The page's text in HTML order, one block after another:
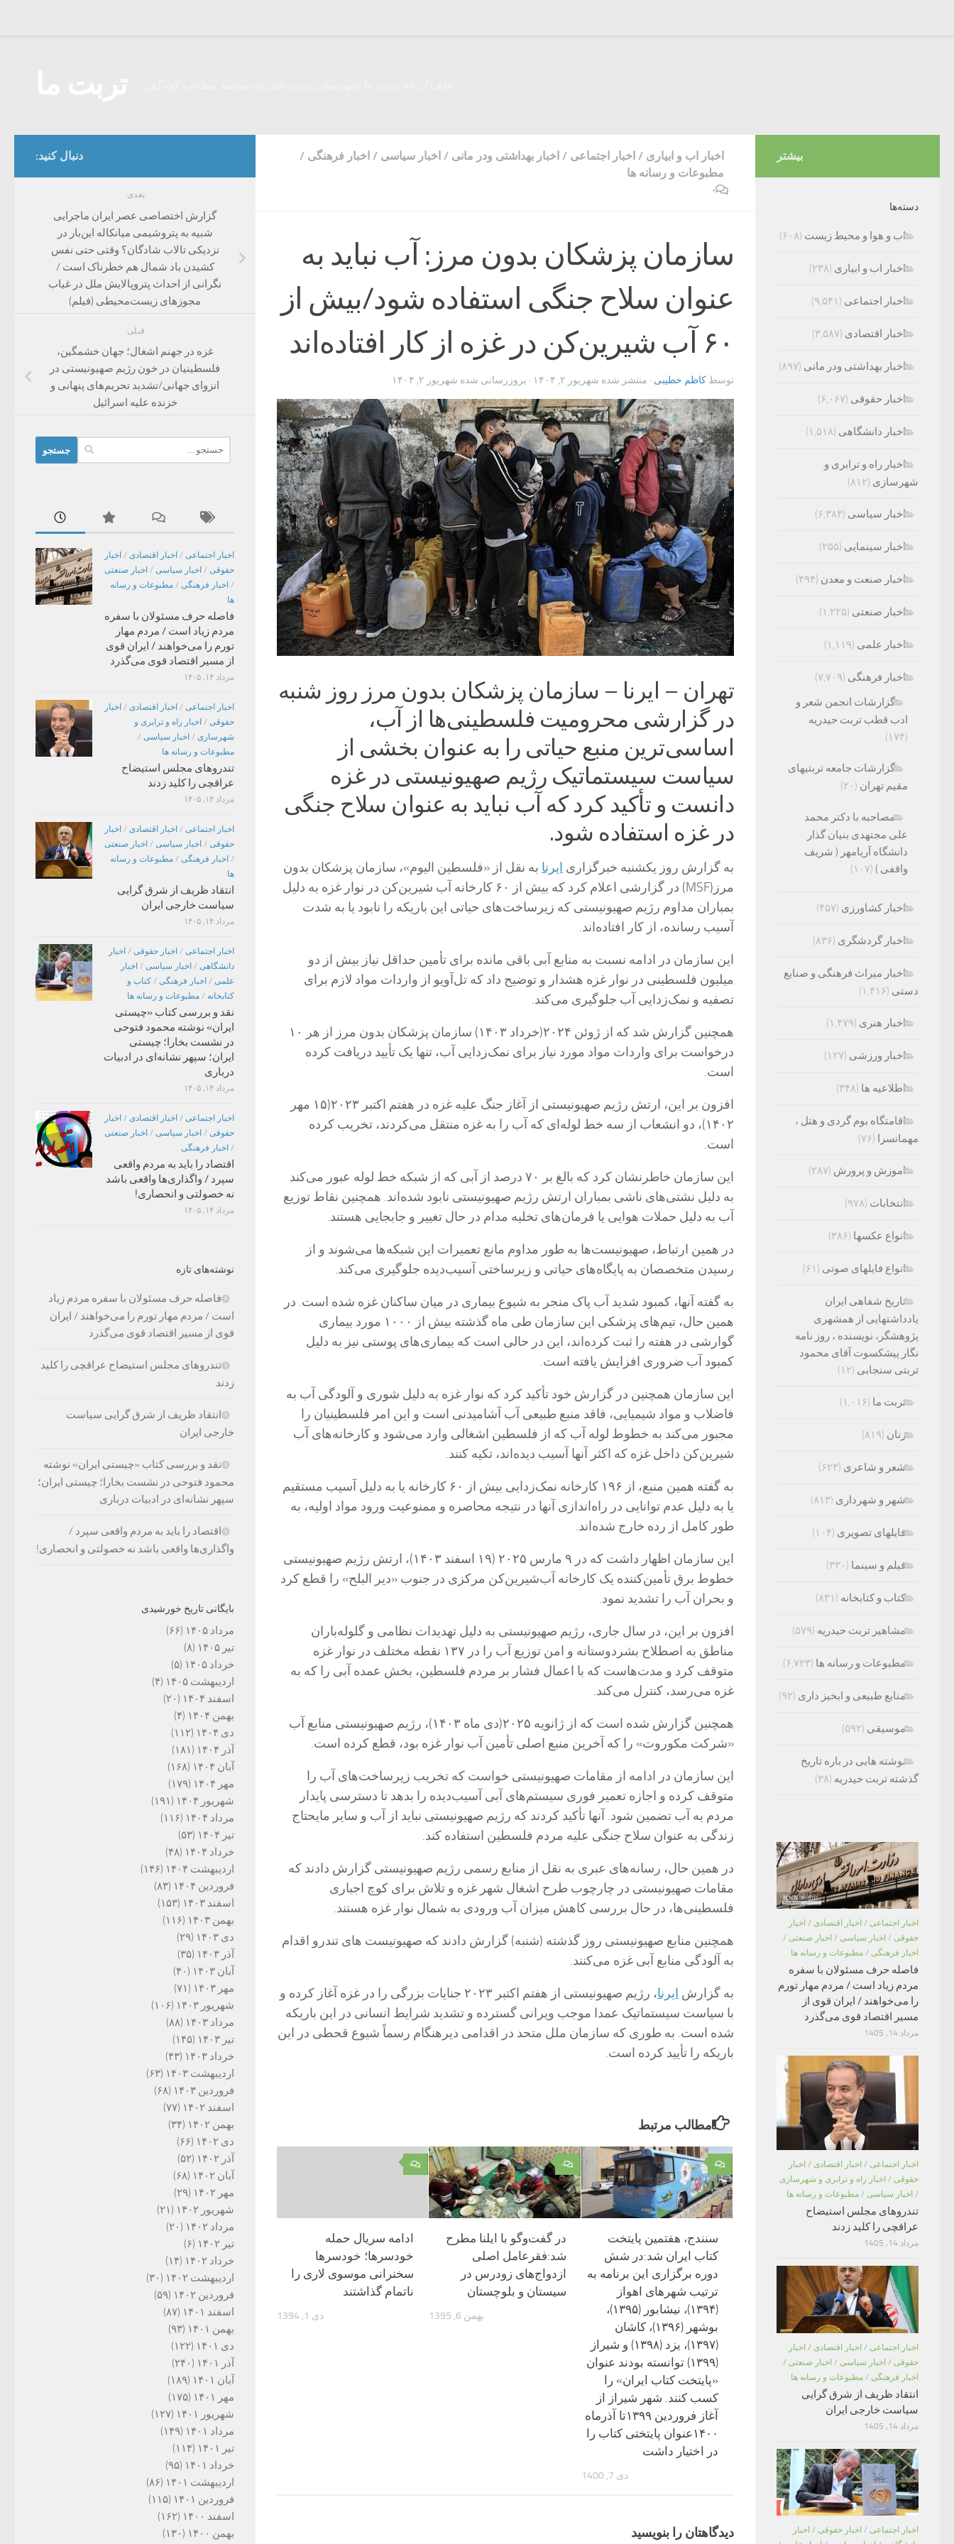
اخبار اب و ابیاری / اخبار اجتماعی / اخبار بهداشتی ودر مانی / اخبار سیاسی / اخبار فرهنگی /
مطبوعات و رسانه ها
۰
سازمان پزشکان بدون مرز: آب نباید به
عنوان سلاح جنگی استفاده شود/بیش از
۶۰ آب شیرین‌کن در غزه از کار افتاده‌اند
توسط کاظم خطیبی · منتشر شده شهریور ۲, ۱۴۰۴ · بروزرسانی شده شهریور ۲, ۱۴۰۴
تهران – ایرنا – سازمان پزشکان بدون مرز روز شنبه
در گزارشی محرومیت فلسطینی‌ها از آب،
اساسی‌ترین منبع حیاتی را به عنوان بخشی از
سیاست سیستماتیک رژیم صهیونیستی در غزه
دانست و تأکید کرد که آب نباید به عنوان سلاح جنگی
در غزه استفاده شود.
به گزارش روز یکشنبه خبرگزاری ایرنا به نقل از «فلسطین الیوم»، سازمان پزشکان بدون
مرز(MSF) در گزارشی اعلام کرد که بیش از ۶۰ کارخانه آب شیرین‌کن در نوار غزه به دلیل
بمباران مداوم رژیم صهیونیستی که زیرساخت‌های حیاتی این باریکه را نابود یا به شدت
آسیب رسانده، از کار افتاده‌اند.
این سازمان در ادامه نسبت به منابع آبی باقی مانده برای تأمین حداقل نیاز بیش از دو
میلیون فلسطینی در نوار غزه هشدار و توضیح داد که تل‌آویو از واردات مواد لازم برای
تصفیه و نمک‌زدایی آب جلوگیری می‌کند.
همچنین گزارش شد که از ژوئن ۲۰۲۴(خرداد ۱۴۰۳) سازمان پزشکان بدون مرز از هر ۱۰
درخواست برای واردات مواد مورد نیاز برای نمک‌زدایی آب، تنها یک تأیید دریافت کرده
است.
افزون بر این، ارتش رژیم صهیونیستی از آغاز جنگ علیه غزه در هفتم اکتبر ۲۰۲۳(۱۵ مهر
۱۴۰۲)، دو انشعاب از سه خط لوله‌ای که آب را به غزه منتقل می‌کردند، تخریب کرده
است.
این سازمان خاطرنشان کرد که بالغ بر ۷۰ درصد از آبی که از شبکه خط لوله عبور می‌کند
به دلیل نشتی‌های ناشی بمباران ارتش رژیم صهیونیستی نابود شده‌اند. همچنین نقاط توزیع
آب به دلیل حملات هوایی یا فرمان‌های تخلیه مدام در حال تغییر و جابجایی هستند.
در همین ارتباط، صهیونیست‌ها به طور مداوم مانع تعمیرات این شبکه‌ها می‌شوند و از
رسیدن متخصصان به پایگاه‌های حیاتی و زیرساختی آسیب‌دیده جلوگیری می‌کند.
به گفته آنها، کمبود شدید آب پاک منجر به شیوع بیماری در میان ساکنان غزه شده است. در
همین حال، تیم‌های پزشکی این سازمان طی ماه گذشته بیش از ۱۰۰۰ مورد بیماری
گوارشی در هفته را ثبت کرده‌اند، این در حالی است که بیماری‌های پوستی نیز به دلیل
کمبود آب ضروری افزایش یافته است.
این سازمان همچنین در گزارش خود تأکید کرد که نوار غزه به دلیل شوری و آلودگی آب به
فاضلاب و مواد شیمیایی، فاقد منبع طبیعی آب آشامیدنی است و این امر فلسطینیان را
مجبور می‌کند به خطوط لوله آب که از فلسطین اشغالی وارد می‌شود و کارخانه‌های آب
شیرین‌کن داخل غزه که اکثر آنها آسیب دیده‌اند، تکیه کنند.
به گفته همین منبع، از ۱۹۶ کارخانه نمک‌زدایی بیش از ۶۰ کارخانه یا به دلیل آسیب مستقیم
یا به دلیل عدم توانایی در راه‌اندازی آنها در نتیجه محاصره و ممنوعیت ورود مواد اولیه، به
طور کامل از رده خارج شده‌اند.
این سازمان اظهار داشت که در ۹ مارس ۲۰۲۵ (۱۹ اسفند ۱۴۰۳)، ارتش رژیم صهیونیستی
خطوط برق تأمین‌کننده یک کارخانه آب‌شیرین‌کن مرکزی در جنوب «دیر البلح» را قطع کرد
و بحران آب را تشدید نمود.
افزون بر این، در سال جاری، رژیم صهیونیستی به دلیل تهدیدات نظامی و گلوله‌باران
مناطق به اصطلاح بشردوستانه و امن توزیع آب را در ۱۳۷ نقطه مختلف در نوار غزه
متوقف کرد و مدت‌هاست که با اعمال فشار بر مردم فلسطین، بخش عمده آبی را که به
غزه می‌رسد، کنترل می‌کند.
همچنین گزارش شده است که از ژانویه ۲۰۲۵(دی ماه ۱۴۰۳)، رژیم صهیونیستی منابع آب
«شرکت مکوروت» را که آخرین منبع اصلی تأمین آب نوار غزه بود، قطع کرده است.
این سازمان در ادامه از مقامات صهیونیستی خواست که تخریب زیرساخت‌های آب را
متوقف کرده و اجازه تعمیر فوری سیستم‌های آبی آسیب‌دیده را بدهد تا دسترسی پایدار
مردم به آب تضمین شود. آنها تأکید کردند که رژیم صهیونیستی نباید از آب و سایر مایحتاج
زندگی به عنوان سلاح جنگی علیه مردم فلسطین استفاده کند.
در همین حال، رسانه‌های عبری به نقل از منابع رسمی رژیم صهیونیستی گزارش دادند که
مقامات صهیونیستی در چارچوب طرح اشغال شهر غزه و تلاش برای کوچ اجباری
فلسطینی‌ها، در حال بررسی کاهش میزان آب ورودی به شمال نوار غزه هستند.
همچنین منابع صهیونیستی روز گذشته (شنبه) گزارش دادند که صهیونیست های تندرو اقدام
به آلودگی منابع آبی غزه می‌کنند.
به گزارش ایرنا
، رژیم صهیونیستی از هفتم اکتبر ۲۰۲۳ جنایات بزرگی را در غزه آغاز کرده و
با سیاست سیستماتیک عمدا موجب ویرانی گسترده‌ و تشدید شرایط انسانی در این باریکه
شده است. به طوری که سازمان ملل متحد در اقدامی دیرهنگام رسماً شیوع قحطی در این
باریکه را تأیید کرده است.
مطالب مرتبط
۰
ادامه سریال حمله
خودسرها؛ خودسرها
سخنرانی موسوی لاری را
ناتمام گذاشتند
دی 1, 1394
۰
در گفت‌وگو با ایلنا مطرح
شد:فقرعامل اصلی
ازدواج‌های زودرس در
سیستان و بلوچستان
بهمن 6, 1395
۰
سنندج، هفتمین پایتخت
کتاب ایران شد:در شش
دوره برگزاری این برنامه به
ترتیب شهرهای اهواز
(۱۳۹۴)، نیشابور (۱۳۹۵)،
بوشهر (۱۳۹۶)، کاشان
(۱۳۹۷)، یزد (۱۳۹۸) و شیراز
(۱۳۹۹) توانسته‌ بودند عنوان
«پایتخت کتاب ایران» را
کسب کنند. شهر شیراز از
آغاز فروردین ۱۳۹۹تا آذرماه
۱۴۰۰عنوان پایتختی کتاب را
در اختیار داشت
دی 7, 1400
دیدگاهتان را بنویسید
دنبال کنید:
بعدی
گزارش اختصاصی عصر ایران ماجرایی
شبیه به پتروشیمی میانکاله این‌بار در
نزدیکی تالاب شادگان؟ وقتی حتی نفس
کشیدن باد شمال هم خطرناک است /
نگرانی از احداث پتروپالایش ملل در غیاب
مجوزهای زیست‌محیطی (فیلم)
قبلی
غزه در جهنم اشغال؛ جهان خشمگین،
فلسطینیان در خون رژیم صهیونیستی در
انزوای جهانی/تشدید تحریم‌های پنهانی و
خزنده علیه اسرائیل
برای:
اخبار اجتماعی / اخبار اقتصادی / اخبار
حقوقی / اخبار سیاسی / اخبار صنعتی
/ اخبار فرهنگی / مطبوعات و رسانه
ها
فاصله حرف مسئولان با سفره
مردم زیاد است / مردم مهار
تورم را می‌خواهند / ایران قوی
از مسیر اقتصاد قوی می‌گذرد
مرداد ۱۴, ۱۴۰۵
اخبار اجتماعی / اخبار اقتصادی / اخبار
حقوقی / اخبار راه و ترابری و
شهرسازی / اخبار سیاسی /
مطبوعات و رسانه ها
تندروهای مجلس استیضاح
عراقچی را کلید زدند
مرداد ۱۴, ۱۴۰۵
اخبار اجتماعی / اخبار اقتصادی / اخبار
حقوقی / اخبار سیاسی / اخبار صنعتی
/ اخبار فرهنگی / مطبوعات و رسانه
ها
انتقاد ظریف از شرق گرایی
سیاست خارجی ایران
مرداد ۱۴, ۱۴۰۵
اخبار اجتماعی / اخبار حقوقی / اخبار
دانشگاهی / اخبار سیاسی / اخبار
علمی / اخبار فرهنگی / کتاب و
کتابخانه / مطبوعات و رسانه ها
نقد و بررسی کتاب «چیستی
ایران» نوشته محمود فتوحی
در نشست بخارا؛ چیستی
ایران؛ سپهر نشانه‌ای در ادبیات
درباری
مرداد ۱۴, ۱۴۰۵
اخبار اجتماعی / اخبار اقتصادی / اخبار
حقوقی / اخبار سیاسی / اخبار صنعتی
/ اخبار فرهنگی
اقتصاد را باید به مردم واقعی
سپرد / واگذاری‌ها واقعی باشد
نه خصولتی و انحصاری!
مرداد ۱۴, ۱۴۰۵
نوشته‌های تازه
فاصله حرف مسئولان با سفره مردم زیاد
است / مردم مهار تورم را می‌خواهند / ایران
قوی از مسیر اقتصاد قوی می‌گذرد
تندروهای مجلس استیضاح عراقچی را کلید
زدند
انتقاد ظریف از شرق گرایی سیاست
خارجی ایران
نقد و بررسی کتاب «چیستی ایران» نوشته
محمود فتوحی در نشست بخارا؛ چیستی ایران؛
سپهر نشانه‌ای در ادبیات درباری
اقتصاد را باید به مردم واقعی سپرد /
واگذاری‌ها واقعی باشد نه خصولتی و انحصاری!
بایگانی تاریخ خورشیدی
مرداد ۱۴۰۵
(۶۶)
تیر ۱۴۰۵
(۸)
خرداد ۱۴۰۵
(۵)
اردیبهشت ۱۴۰۵
(۴)
اسفند ۱۴۰۴
(۲۰)
بهمن ۱۴۰۴
(۴)
دی ۱۴۰۴
(۱۱۲)
آذر ۱۴۰۴
(۱۸۱)
آبان ۱۴۰۴
(۱۶۸)
مهر ۱۴۰۴
(۱۷۹)
شهریور ۱۴۰۴
(۱۹۱)
مرداد ۱۴۰۴
(۱۱۶)
تیر ۱۴۰۴
(۵۳)
خرداد ۱۴۰۴
(۴۸)
اردیبهشت ۱۴۰۴
(۱۴۶)
فروردین ۱۴۰۴
(۸۳)
اسفند ۱۴۰۳
(۱۵۳)
بهمن ۱۴۰۳
(۱۱۶)
دی ۱۴۰۳
(۲۹)
آذر ۱۴۰۳
(۳۵)
آبان ۱۴۰۳
(۴۰)
مهر ۱۴۰۳
(۷۱)
شهریور ۱۴۰۳
(۱۰۶)
مرداد ۱۴۰۳
(۸۸)
تیر ۱۴۰۳
(۱۴۵)
خرداد ۱۴۰۳
(۴۳)
اردیبهشت ۱۴۰۳
(۶۳)
فروردین ۱۴۰۳
(۶۸)
اسفند ۱۴۰۲
(۷۷)
بهمن ۱۴۰۲
(۳۴)
دی ۱۴۰۲
(۶۶)
آذر ۱۴۰۲
(۵۲)
آبان ۱۴۰۲
(۶۸)
مهر ۱۴۰۲
(۲۹)
شهریور ۱۴۰۲
(۲۱)
مرداد ۱۴۰۲
(۲۰)
تیر ۱۴۰۲
(۶)
خرداد ۱۴۰۲
(۱۴)
اردیبهشت ۱۴۰۲
(۳۰)
فروردین ۱۴۰۲
(۵۹)
اسفند ۱۴۰۱
(۸۷)
بهمن ۱۴۰۱
(۹۳)
دی ۱۴۰۱
(۱۲۲)
آذر ۱۴۰۱
(۲۴۰)
آبان ۱۴۰۱
(۱۸۹)
مهر ۱۴۰۱
(۱۷۵)
شهریور ۱۴۰۱
(۱۲۷)
مرداد ۱۴۰۱
(۱۴۹)
تیر ۱۴۰۱
(۱۱۴)
خرداد ۱۴۰۱
(۹۵)
اردیبهشت ۱۴۰۱
(۸۶)
فروردین ۱۴۰۱
(۱۱۵)
اسفند ۱۴۰۰
(۱۶۲)
بهمن ۱۴۰۰
(۱۳۰)
بیشتر
دسته‌ها
اب و هوا و محیط زیست (۶۰۸)
اخبار اب و ابیاری (۲۳۸)
اخبار اجتماعی (۹,۵۴۱)
اخبار اقتصادی (۳,۵۸۷)
اخبار بهداشتی ودر مانی (۸۹۷)
اخبار حقوقی (۶,۰۶۷)
اخبار دانشگاهی (۱,۵۱۸)
اخبار راه و ترابری و
شهرسازی (۸۱۲)
اخبار سیاسی (۶,۳۸۳)
اخبار سینمایی (۲۵۵)
اخبار صنعت و معدن (۴۹۴)
اخبار صنعتی (۱,۲۲۵)
اخبار علمی (۱,۱۱۹)
اخبار فرهنگی (۷,۷۰۹)
گزارشات انجمن شعر و
ادب قطب تربت حیدریه
(۱۷۴)
گزارشات جامعه تربتیهای
مقیم تهران (۲۰)
مصاحبه با دکتر محمد
علی مجتهدی بنیان گذار
دانشگاه آریامهر ( شریف
واقفی ) (۱۰۷)
اخبار کشاورزی (۴۵۷)
اخبار گردشگری (۸۳۶)
اخبار میراث فرهنگی و صنایع
دستی (۱,۴۱۶)
اخبار هنری (۱,۴۷۹)
اخبار ورزشی (۱۲۷)
اطلاعیه ها (۳۴۸)
اقامتگاه بوم گردی و هتل ،
مهمانسرا (۷۶)
اموزش و پرورش (۲۸۷)
انتخابات (۹۷۸)
انواع عکسها (۳۸۶)
انواع فایلهای صوتی (۶۱)
تاریخ شفاهی ایران
یادداشتهایی از همشهری
پژوهشگر، نویسنده ، روز نامه
نگار پیشکسوت آقای محمود
تربتی سنجابی (۱۲)
تربت ما (۱,۰۱۶)
زنان (۸۱۹)
شعر و شاعری (۶۲۳)
شهر و شهرداری (۸۱۳)
فایلهای تصویری (۱۰۴)
فیلم و سینما (۳۳۰)
کتاب و کتابخانه (۸۳۱)
مشاهیر تربت حیدریه (۵۷۹)
مطبوعات و رسانه ها (۶,۷۲۳)
منابع طبیعی و ابخیز داری (۹۲)
موسیقی (۵۹۲)
نوشته هایی در باره تاریخ
گذشته تربت حیدریه (۳۸)
اخبار اجتماعی / اخبار اقتصادی / اخبار
حقوقی / اخبار سیاسی / اخبار صنعتی /
اخبار فرهنگی / مطبوعات و رسانه ها
فاصله حرف مسئولان با سفره
مردم زیاد است / مردم مهار تورم
را می‌خواهند / ایران قوی از
مسیر اقتصاد قوی می‌گذرد
مرداد 14, 1405
اخبار اجتماعی / اخبار اقتصادی / اخبار
حقوقی / اخبار راه و ترابری و شهرسازی
/ اخبار سیاسی / مطبوعات و رسانه ها
تندروهای مجلس استیضاح
عراقچی را کلید زدند
مرداد 14, 1405
اخبار اجتماعی / اخبار اقتصادی / اخبار
حقوقی / اخبار سیاسی / اخبار صنعتی /
اخبار فرهنگی / مطبوعات و رسانه ها
انتقاد ظریف از شرق گرایی
سیاست خارجی ایران
مرداد 14, 1405
اخبار اجتماعی / اخبار حقوقی / اخبار